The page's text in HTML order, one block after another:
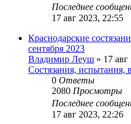
Последнее
17 авг 2023, 22:55
Краснодарские
сентября 2023
Владимир Леуш » 17
Состязания, испытания,
0 Ответы
2080 Просмотры
Последнее
17 авг 2023, 22:26